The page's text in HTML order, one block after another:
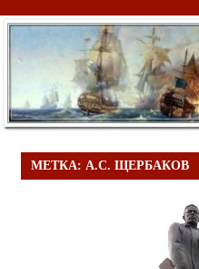
МЕТКА: А.С. ЩЕРБАКОВ